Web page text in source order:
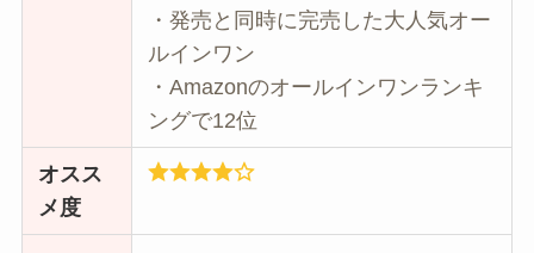
・発売と同時に完売した大人気オー
ルインワン
・Amazonのオールインワンランキ
ングで12位
オスス
メ度